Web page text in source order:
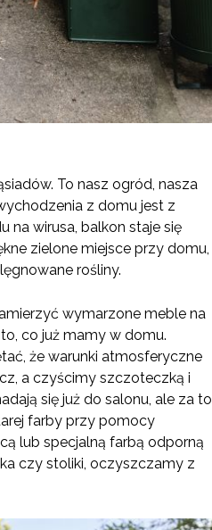
To nasz ogród, nasza
z domu jest z
na wirusa, balkon staje się
zielone miejsce przy domu,
rośliny.
wymarzone meble na
co już mamy w domu.
że warunki atmosferyczne
a czyścimy szczoteczką i
się już do salonu, ale za to
farby przy pomocy
lub specjalną farbą odporną
czy stoliki, oczyszczamy z